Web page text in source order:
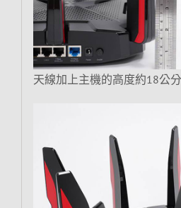
天線加上主機的高度約18公分